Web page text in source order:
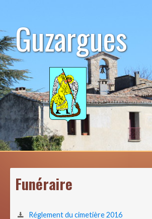
contenuGuzargues
Funéraire
Réglement du cimetière 2016